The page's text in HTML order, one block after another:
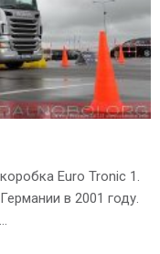
Euro Tronic 1.
в 2001 году.